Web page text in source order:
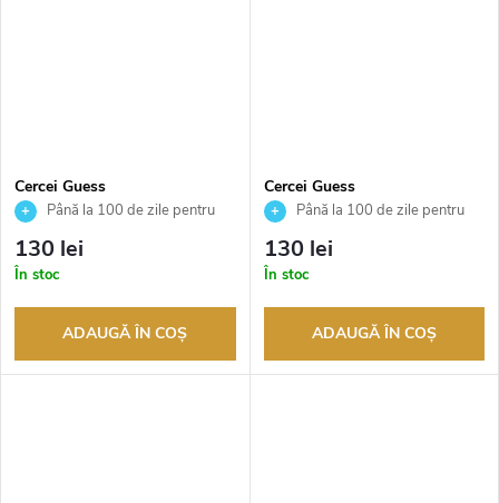
Cercei Guess
JUBE05058JWYGT
Până la 100 de zile pentru
returnarea bunurilor. Vânzător
autorizat
130 lei
În stoc
ADAUGĂ ÎN COŞ
Cercei Guess
JUBE05041JWRHT
Până la 100 de zile pentru
returnarea bunurilor. Vânzător
autorizat
130 lei
În stoc
ADAUGĂ ÎN COŞ